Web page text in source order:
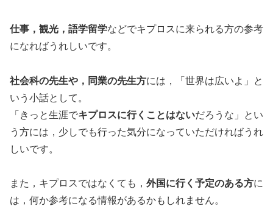
仕事，観光，語学留学などでキプロスに来られる方の参考
になればうれしいです。
社会科の先生や，同業の先生方には，「世界は広いよ」と
いう小話として。
「きっと生涯でキプロスに行くことはないだろうな」とい
う方には，少しでも行った気分になっていただければうれ
しいです。
また，キプロスではなくても， 外国に行く予定のある方に
は，何か参考になる情報があるかもしれません。